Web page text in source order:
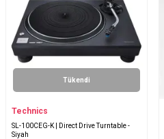
Tükendi
Technics
SL-100CEG-K | Direct Drive Turntable -
Siyah